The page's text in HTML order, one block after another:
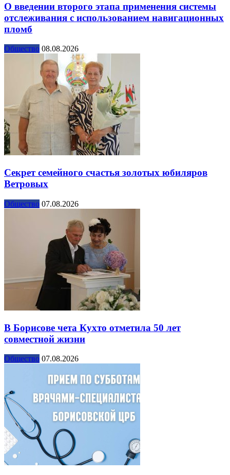
О введении второго этапа применения системы
отслеживания с использованием навигационных
пломб
Общество 08.08.2026
Секрет семейного счастья золотых юбиляров
Ветровых
Общество 07.08.2026
В Борисове чета Кухто отметила 50 лет
совместной жизни
Общество 07.08.2026